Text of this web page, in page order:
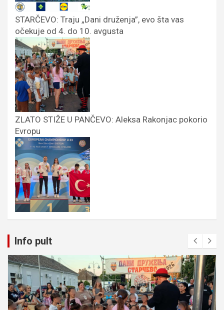
STARČEVO: Traju „Dani druženja”, evo šta vas
očekuje od 4. do 10. avgusta
ZLATO STIŽE U PANČEVO: Aleksa Rakonjac pokorio
Evropu
Info pult